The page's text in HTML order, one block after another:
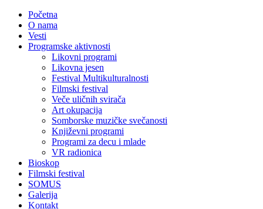
Početna
O nama
Vesti
Programske aktivnosti
Likovni programi
Likovna jesen
Festival Multikulturalnosti
Filmski festival
Veče uličnih svirača
Art okupacija
Somborske muzičke svečanosti
Književni programi
Programi za decu i mlade
VR radionica
Bioskop
Filmski festival
SOMUS
Galerija
Kontakt